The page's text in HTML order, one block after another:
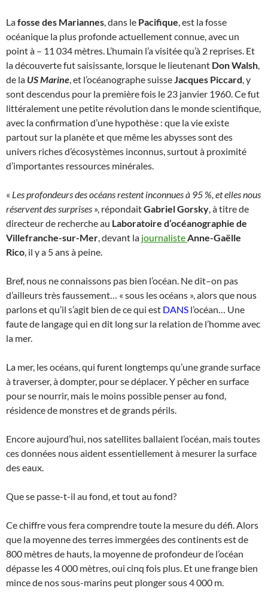
Lafosse des Mariannes, dans le Pacifique, est la fosse
océanique la plus profonde actuellement connue, avec un
point à – 11 034 mètres. L’humain l’a visitée qu’à 2 reprises. Et
la découverte fut saisissante, lorsque le lieutenant Don Walsh,
de la US Marine, et l’océanographe suisseJacques Piccard, y
sont descendus pour la première fois le 23 janvier 1960. Ce fut
littéralement une petite révolution dans le monde scientifique,
avec la confirmation d’une hypothèse : que la vie existe
partout sur la planète et que même les abysses sont des
univers riches d’écosystèmes inconnus, surtout à proximité
d’importantes ressources minérales.
« Les profondeurs des océans restent inconnues à 95 %, et elles nous
réservent des surprises », répondaitGabriel Gorsky, à titre de
directeur de recherche au Laboratoire d’océanographie de
Villefranche-sur-Mer, devant la journalisteAnne-Gaëlle
Rico, il y a 5 ans à peine.
Bref, nous ne connaissons pas bien l’océan. Ne dit–on pas
d’ailleurs très faussement… « sous les océans », alors que nous
parlons et qu’il s’agit bien de ce qui est DANS l’océan… Une
faute de langage qui en dit long sur la relation de l’homme avec
la mer.
La mer, les océans, qui furent longtemps qu’une grande surface
à traverser, à dompter, pour se déplacer. Y pêcher en surface
pour se nourrir, mais le moins possible penser au fond,
résidence de monstres et de grands périls.
Encore aujourd’hui, nos satellites ballaient l’océan, mais toutes
ces données nous aident essentiellement à mesurer la surface
des eaux.
Que se passe-t-il au fond, et tout au fond?
Ce chiffre vous fera comprendre toute la mesure du défi. Alors
que la moyenne des terres immergées des continents est de
800 mètres de hauts, la moyenne de profondeur de l’océan
dépasse les 4 000 mètres, oui cinq fois plus. Et une frange bien
mince de nos sous-marins peut plonger sous 4 000 m.